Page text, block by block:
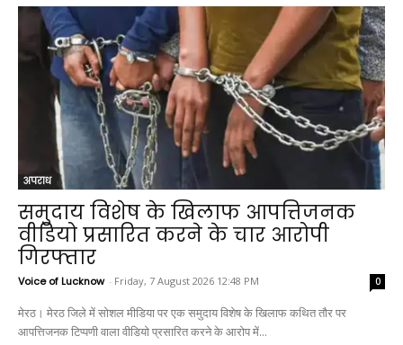
अपराध
समुदाय विशेष के खिलाफ आपत्तिजनक
वीडियो प्रसारित करने के चार आरोपी
गिरफ्तार
Voice of Lucknow - Friday, 7 August 2026 12:48 PM 0
मेरठ। मेरठ जिले में सोशल मीडिया पर एक समुदाय विशेष के खिलाफ कथित तौर पर
आपत्तिजनक टिप्पणी वाला वीडियो प्रसारित करने के आरोप में...